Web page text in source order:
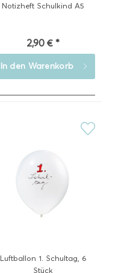
Notizheft Schulkind A5
2,90 € *
In den Warenkorb
Luftballon 1. Schultag, 6
Stück